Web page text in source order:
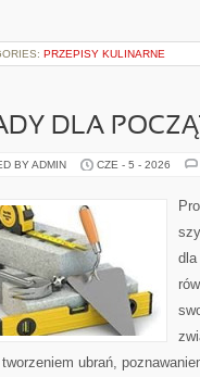
PRZEPISY KULINARNE
DLA
BY ADMIN CZE - 5 - 2026
dla
ubrań,